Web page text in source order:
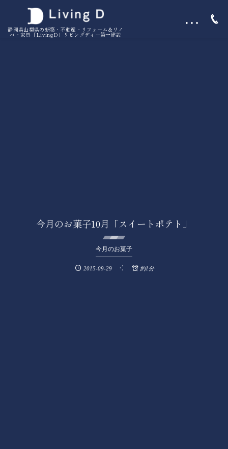
静岡県山梨県の新築・不動産・リフォーム＆リノ
ベ・家具「LivingD」リビングディー第一建設
…
今月のお菓子10月「スイートポテト」
今月のお菓子
2015-09-29 約1分